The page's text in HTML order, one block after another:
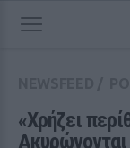
«Χρήζει